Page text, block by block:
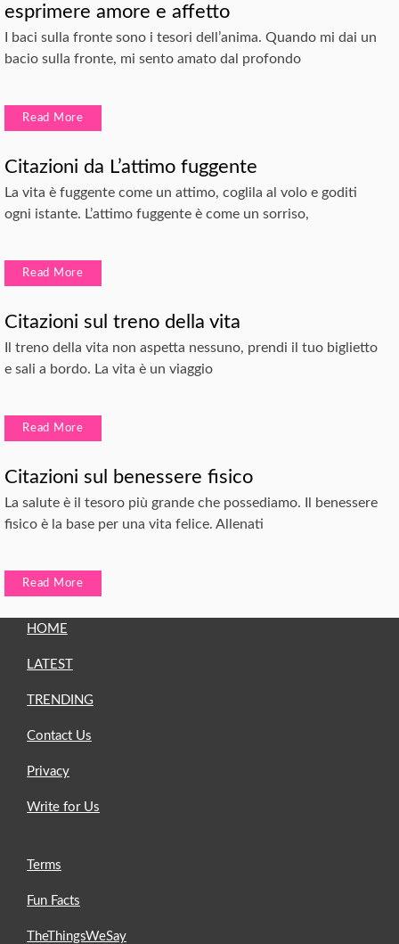
esprimere amore e affetto
I baci sulla fronte sono i tesori dell’anima. Quando mi dai un
bacio sulla fronte, mi sento amato dal profondo
Read More
Citazioni da L’attimo fuggente
La vita è fuggente come un attimo, coglila al volo e goditi
ogni istante. L’attimo fuggente è come un sorriso,
Read More
Citazioni sul treno della vita
Il treno della vita non aspetta nessuno, prendi il tuo biglietto
e sali a bordo. La vita è un viaggio
Read More
Citazioni sul benessere fisico
La salute è il tesoro più grande che possediamo. Il benessere
fisico è la base per una vita felice. Allenati
Read More
HOME
LATEST
TRENDING
Contact Us
Privacy
Write for Us
Terms
Fun Facts
TheThingsWeSay